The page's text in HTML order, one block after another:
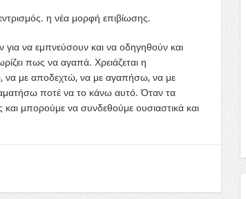
. η νέαμορφή επιβίωσης.
για να εμπνεύσουνκαι να οδηγηθούν και
πως να αγαπά. Χρειάζεταιη
, να με αποδεχτώ, να με αγαπήσω, να με
ήσω ποτέ να το κάνω αυτό. Όταν τα
και μπορούμε να συνδεθούμε ουσιαστικά και